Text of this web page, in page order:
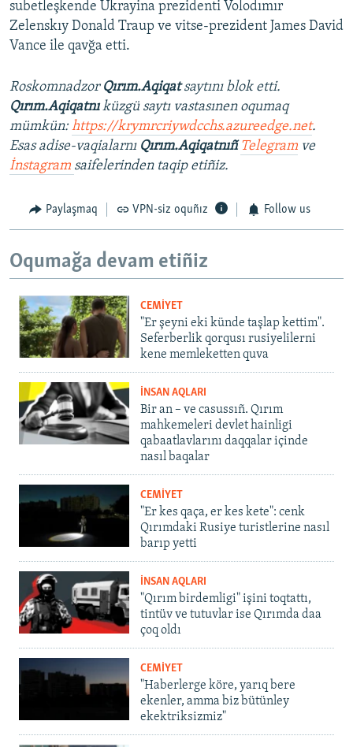
subetleşkende Ukrayina prezidenti Volodımır
Zelenskıy Donald Traup ve vitse-prezident James David
Vance ile qavğa etti.
Roskomnadzor Qırım.Aqiqatsaytını blok etti.
Qırım.Aqiqatnıküzgü saytı vastasınen oqumaq
mümkün:https://krymrcriywdcchs.azureedge.net.
Esas adise-vaqialarnı Qırım.Aqiqatnıñ Telegram ve
İnstagram saifelerinden taqip etiñiz.
Paylaşmaq VPN-siz oquñız Follow us
Oqumağa devam etiñiz
CEMİYET
"Er şeyni eki künde taşlap kettim".
Seferberlik qorqusı rusiyelilerni
kene memleketten quva
İNSAN AQLARI
Bir an – ve casussıñ. Qırım
mahkemeleri devlet hainligi
qabaatlavlarını daqqalar içinde
nasıl baqalar
CEMİYET
"Er kes qaça, er kes kete": cenk
Qırımdaki Rusiye turistlerine nasıl
barıp yetti
İNSAN AQLARI
"Qırım birdemligi" işini toqtattı,
tintüv ve tutuvlar ise Qırımda daa
çoq oldı
CEMİYET
"Haberlerge köre, yarıq bere
ekenler, amma biz bütünley
ekektriksizmiz"